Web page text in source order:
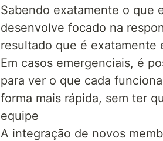
Sabendo exatamente o que
desenvolve focado na
resultado que é exatamente
Em casos emergenciais, é
para ver o que cada
forma mais rápida, sem ter
equipe
A integração de novos